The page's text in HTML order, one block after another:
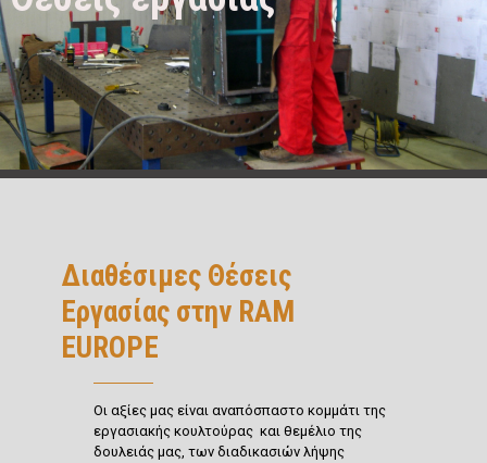
Διαθέσιμες Θέσεις
Εργασίας στην RAM
EUROPE
Οι αξίες μας είναι αναπόσπαστο κομμάτι της
εργασιακής κουλτούρας και θεμέλιο της
δουλειάς μας, των διαδικασιών λήψης